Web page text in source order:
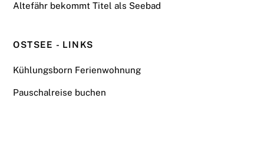
Altefähr bekommt Titel als Seebad
OSTSEE - LINKS
Kühlungsborn Ferienwohnung
Pauschalreise buchen